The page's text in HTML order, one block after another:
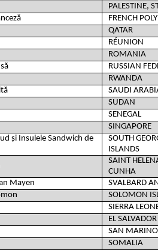
PALESTINE,
FRENCH
QATAR
RÉUNION
ROMANIA
RUSSIAN
RWANDA
SAUDI
SUDAN
SENEGAL
SINGAPORE
și Insulele Sandwich de
SOUTH
ISLANDS
SAINT
CUNHA
Mayen
SVALBARD
SOLOMON
SIERRA
EL SALVADOR
SAN MARINO
SOMALIA